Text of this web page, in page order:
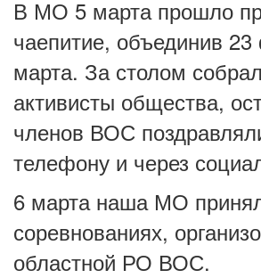
В МО 5 марта прошло
чаепитие, объединив
марта. За столом
активисты общества,
членов ВОС
телефону и через
6 марта наша МО
соревнованиях,
областной РО ВОС.